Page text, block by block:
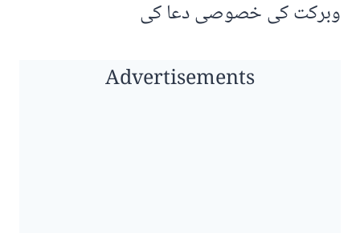
وبرکت کی خصوصی دعا کی
Advertisements